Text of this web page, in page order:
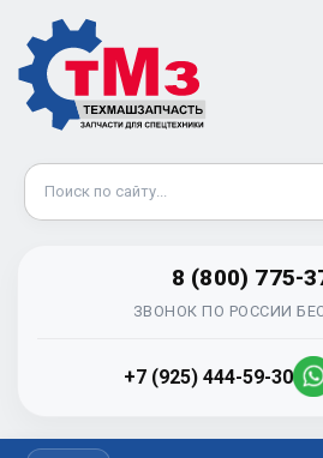
8 (800) 775-
ЗВОНОК ПО РОССИИ
+7 (925) 444-59-30